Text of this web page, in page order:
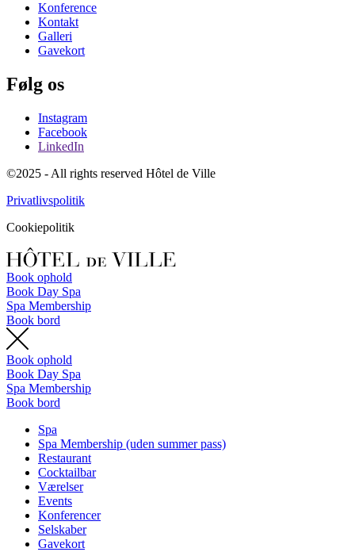
Konference
Kontakt
Galleri
Gavekort
Følg os
Instagram
Facebook
LinkedIn
©2025 - All rights reserved Hôtel de Ville
Privatlivspolitik
Cookiepolitik
Book ophold
Book Day Spa
Spa Membership
Book bord
Book ophold
Book Day Spa
Spa Membership
Book bord
Spa
Spa Membership (uden summer pass)
Restaurant
Cocktailbar
Værelser
Events
Konferencer
Selskaber
Gavekort